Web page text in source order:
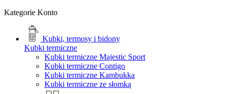
Kategorie Konto
Kubki, termosy i bidony
Kubki termiczne
Kubki termiczne Majestic Sport
Kubki termiczne Contigo
Kubki termiczne Kambukka
Kubki termiczne ze słomką